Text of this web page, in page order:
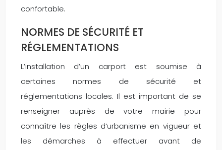
confortable.
NORMES DE SÉCURITÉ ET
RÉGLEMENTATIONS
L’installation d’un carport est soumise à
certaines normes de sécurité et
réglementations locales. Il est important de se
renseigner auprès de votre mairie pour
connaître les règles d’urbanisme en vigueur et
les démarches à effectuer avant de